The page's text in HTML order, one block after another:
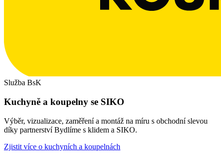
Služba BsK
Kuchyně a koupelny se SIKO
Výběr, vizualizace, zaměření a montáž na míru s obchodní slevou
díky partnerství Bydlíme s klidem a SIKO.
Zjistit více o kuchyních a koupelnách